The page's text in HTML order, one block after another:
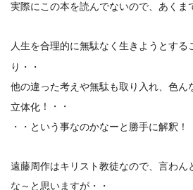
実際にこの本を読んでないので、あくま
人生を合理的に無駄なく生きようとする
り・・
他の違った考えや無駄も取り入れ、色ん
立体化 ！・・
・・という事なのかなーと勝手に解釈！
遠藤周作はキリスト教徒なので、言わん
な～と思いますが・・